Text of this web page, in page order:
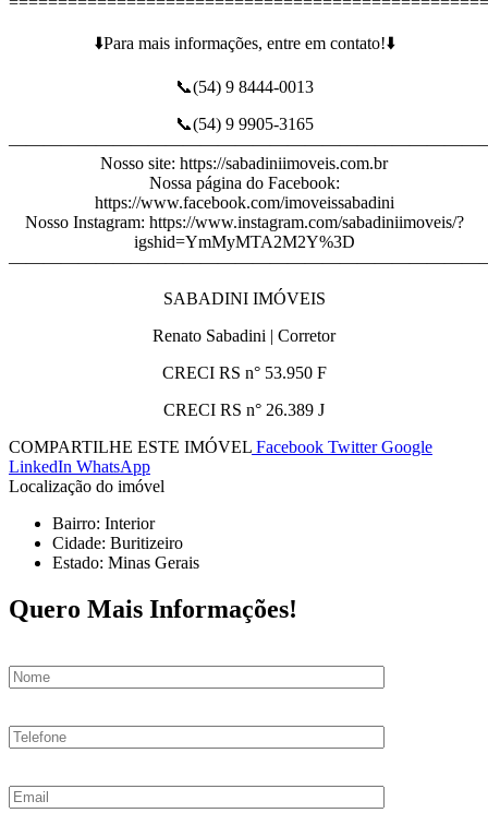
⬇️Para mais informações, entre em contato!⬇️
📞(54) 9 8444-0013
📞(54) 9 9905-3165
Nosso site: https://sabadiniimoveis.com.br
Nossa página do Facebook:
https://www.facebook.com/imoveissabadini
Nosso Instagram: https://www.instagram.com/sabadiniimoveis/?
igshid=YmMyMTA2M2Y%3D
SABADINI IMÓVEIS
Renato Sabadini | Corretor
CRECI RS n° 53.950 F
CRECI RS n° 26.389 J
COMPARTILHE ESTE IMÓVEL Facebook Twitter Google
LinkedIn WhatsApp
Localização do imóvel
Bairro: Interior
Cidade: Buritizeiro
Estado: Minas Gerais
Quero Mais Informações!